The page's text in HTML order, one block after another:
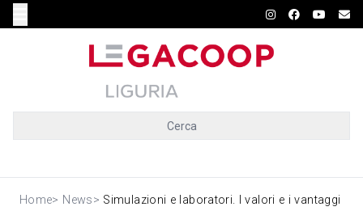
Cerca
Home> News> Simulazioni e laboratori. I valori e i vantaggi